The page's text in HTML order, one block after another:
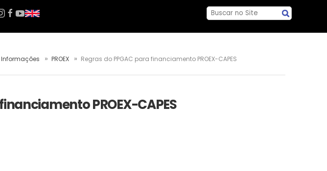
Informações PROEX Regras do PPGAC para financiamento PROEX-CAPES
PROEX-CAPES